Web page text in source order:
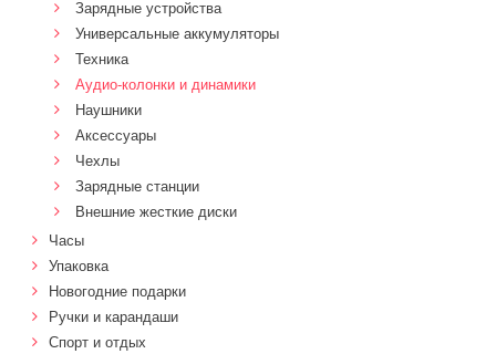
Зарядные устройства
Универсальные аккумуляторы
Техника
Аудио-колонки и динамики
Наушники
Аксессуары
Чехлы
Зарядные станции
Внешние жесткие диски
Часы
Упаковка
Новогодние подарки
Ручки и карандаши
Спорт и отдых